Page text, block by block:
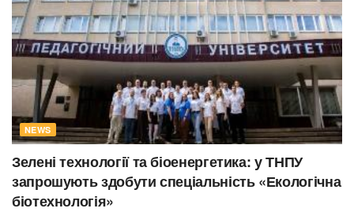
NEWS
Зелені технології та біоенергетика: у ТНПУ
запрошують здобути спеціальність «Екологічна
біотехнологія»